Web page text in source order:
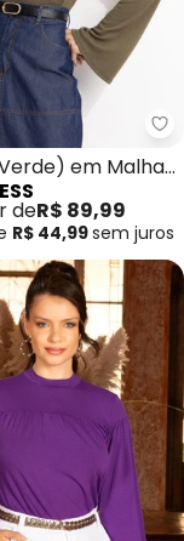
(Bege) em
em Malha
deR$ 89,99
R$ 44,99sem juros